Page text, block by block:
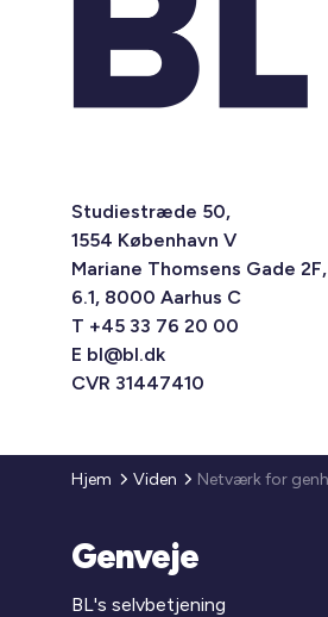
Studiestræde 50,
1554 København V
Mariane Thomsens Gade 2F,
6.1, 8000 Aarhus C
T +45 33 76 20 00
E bl@bl.dk
CVR 31447410
Hjem Viden
Genveje
BL's selvbetjening